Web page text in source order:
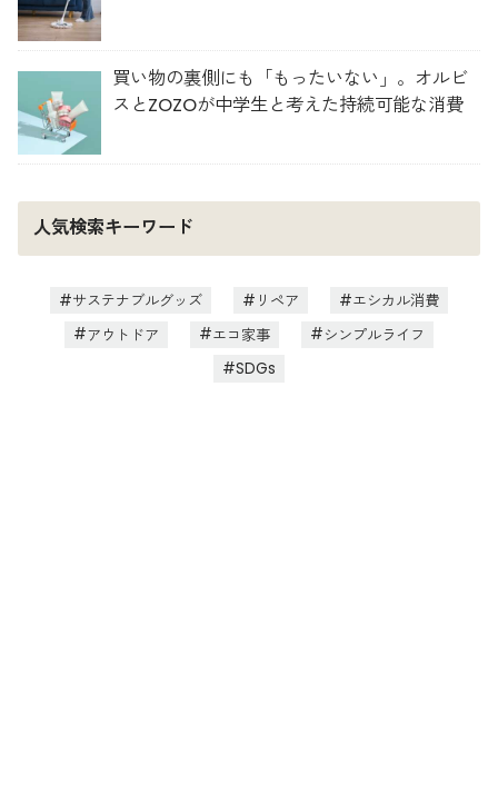
買い物の裏側にも「もったいない」。オルビ
スとZOZOが中学生と考えた持続可能な消費
人気検索キーワード
サステナブルグッズ リペア
エシカル消費
アウトドア
エコ家事
シンプルライフ
SDGs